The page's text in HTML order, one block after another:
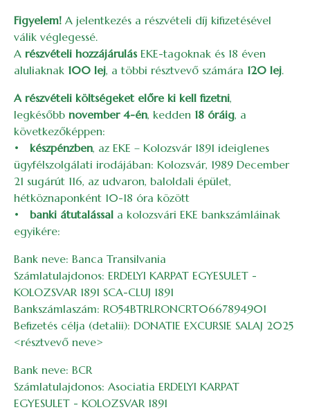
Figyelem! A jelentkezés a részvételi díj kifizetésével
válik véglegessé.
A részvételi hozzájárulás EKE-tagoknak és 18 éven
aluliaknak 100 lej, a többi résztvevő számára 120 lej.
A részvételi költségeket előre ki kell fizetni,
legkésőbb november 4-én, kedden 18 óráig, a
következőképpen:
• készpénzben, az EKE – Kolozsvár 1891 ideiglenes
ügyfélszolgálati irodájában: Kolozsvár, 1989 December
21 sugárút 116, az udvaron, baloldali épület,
hétköznaponként 10-18 óra között
• banki átutalással a kolozsvári EKE bankszámláinak
egyikére:
Bank neve: Banca Transilvania
Számlatulajdonos: ERDELYI KARPAT EGYESULET -
KOLOZSVAR 1891 SCA-CLUJ 1891
Bankszámlaszám: RO54BTRLRONCRT0667894901
Befizetés célja (detalii): DONATIE EXCURSIE SALAJ 2025
<résztvevő neve>
Bank neve: BCR
Számlatulajdonos: Asociatia ERDELYI KARPAT
EGYESULET - KOLOZSVAR 1891